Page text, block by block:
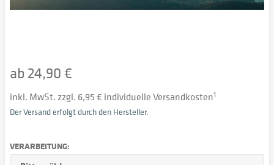
ab 24,90 €
inkl. MwSt. zzgl. 6,95 € individuelle Versandkosten1
Der Versand erfolgt durch den Hersteller.
VERARBEITUNG: